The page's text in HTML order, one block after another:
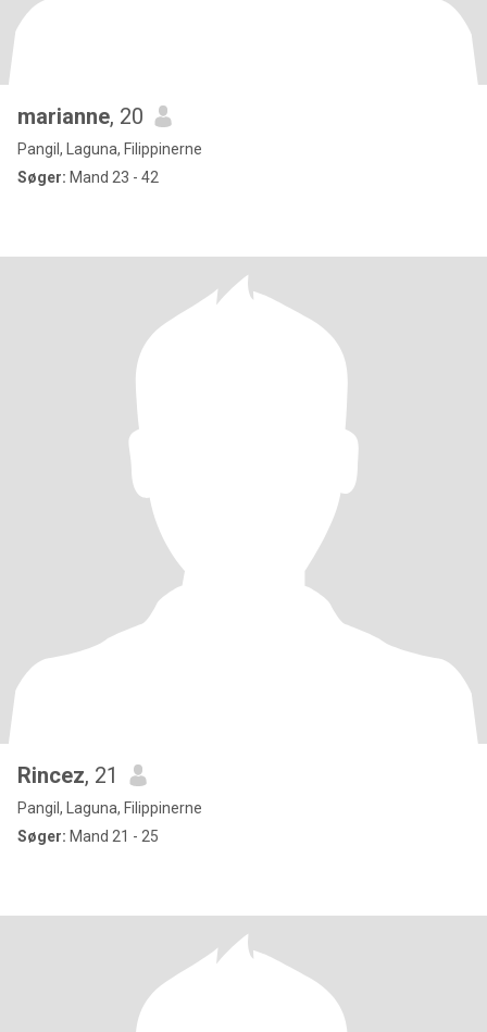
marianne, 20
Pangil, Laguna, Filippinerne
Søger: Mand 23 - 42
Rincez, 21
Pangil, Laguna, Filippinerne
Søger: Mand 21 - 25